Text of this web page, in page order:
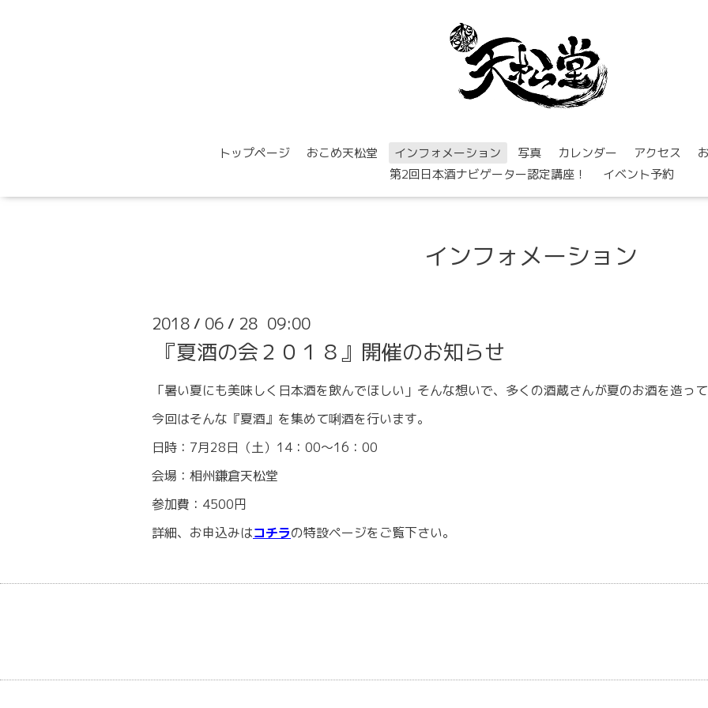
トップページ おこめ天松堂 インフォメーション 写真 カレンダー アクセス
第2回日本酒ナビゲーター認定講座！
イベント予約
インフォメーション
2018 / 06 / 28 09:00
『夏酒の会２０１８』開催のお知らせ
「暑い夏にも美味しく日本酒を飲んでほしい」そんな想いで、多くの酒蔵さんが夏のお酒を造っ
今回はそんな『夏酒』を集めて唎酒を行います。
日時：7月28日（土）14：00～16：00
会場：相州鎌倉天松堂
参加費：4500円
詳細、お申込みはコチラの特設ページをご覧下さい。